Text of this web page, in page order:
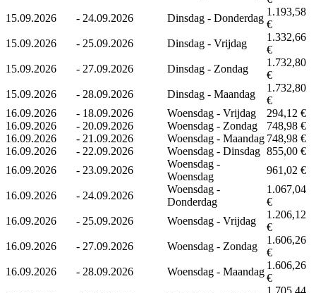
15.09.2026
- 24.09.2026 Dinsdag - Donderdag
1.193,58
€
15.09.2026
- 25.09.2026 Dinsdag - Vrijdag
1.332,66
€
15.09.2026
- 27.09.2026 Dinsdag - Zondag
1.732,80
€
15.09.2026
- 28.09.2026 Dinsdag - Maandag
1.732,80
€
16.09.2026
- 18.09.2026 Woensdag - Vrijdag
294,12 €
16.09.2026
- 20.09.2026 Woensdag - Zondag
748,98 €
16.09.2026
- 21.09.2026 Woensdag - Maandag 748,98 €
16.09.2026
- 22.09.2026 Woensdag - Dinsdag 855,00 €
16.09.2026
- 23.09.2026
Woensdag -
Woensdag
961,02 €
16.09.2026 - 24.09.2026
Woensdag -
Donderdag
1.067,04
€
16.09.2026
- 25.09.2026 Woensdag - Vrijdag
1.206,12
€
16.09.2026
- 27.09.2026 Woensdag - Zondag
1.606,26
€
16.09.2026
- 28.09.2026 Woensdag - Maandag
1.606,26
€